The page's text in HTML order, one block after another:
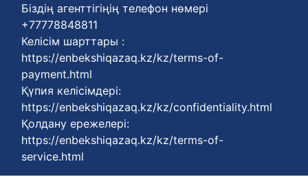
Біздің агенттігіңің телефон нөмері
+77778848811
Келісім шарттары :
https://enbekshiqazaq.kz/kz/terms-of-
payment.html
Қүпия келісімдері:
https://enbekshiqazaq.kz/kz/confidentiality.html
Қолдану ережелері:
https://enbekshiqazaq.kz/kz/terms-of-
service.html